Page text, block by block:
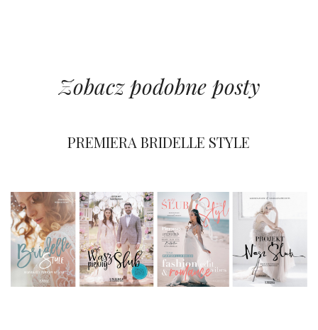
Zobacz podobne posty
Magazyn Bridelle STYLE i konkurs!
PREMIERA BRIDELLE STYLE